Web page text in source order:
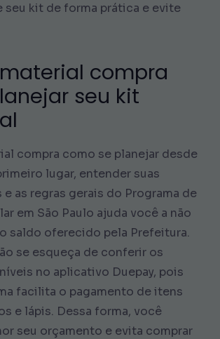
seu kit de forma prática e evite
compra
seu kit
compra como se planejar desde
lugar, entender suas
as regras gerais do Programa de
em São Paulo ajuda você a não
saldo oferecido pela Prefeitura.
se esqueça de conferir os
no aplicativo Duepay, pois
facilita o pagamento de itens
e lápis. Dessa forma, você
seu orçamento e evita comprar